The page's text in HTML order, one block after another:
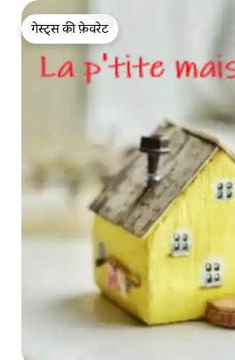
गेस्ट्स की फ़ेवरेट
गेस्ट्स की फ़ेवरेट